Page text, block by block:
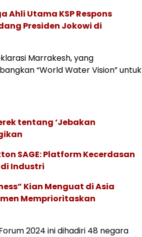
Ahli Utama KSP Respons
Presiden Jokowi di
Marrakesh, yang
“World Water Vision” untuk
tentang ‘Jebakan
SAGE: Platform Kecerdasan
Industri
Kian Menguat di Asia
Memprioritaskan
2024 ini dihadiri 48 negara